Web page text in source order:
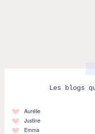
Les blogs
Aurélie
Justine
Emma